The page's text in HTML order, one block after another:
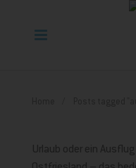
Urlaub oder ein